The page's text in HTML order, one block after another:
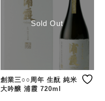
Sold Out
創業三○○周年 生酛 純米
大吟醸 浦霞 720ml